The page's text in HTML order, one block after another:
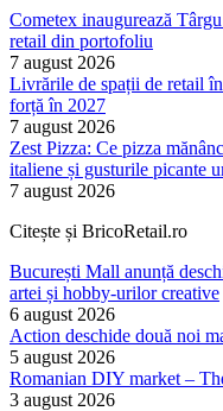
Cometex inaugurează
retail din portofoliu
7 august 2026
Livrările de spații de retail
forță în 2027
7 august 2026
Zest Pizza: Ce pizza
italiene și gusturile picante
7 august 2026
Citește și BricoRetail.ro
București Mall anunță
artei și hobby-urilor creative
6 august 2026
Action deschide două noi
5 august 2026
Romanian DIY market –
3 august 2026